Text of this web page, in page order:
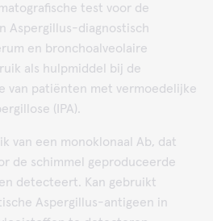
test voor de
Aspergillus-diagnostisch
en bronchoalveolaire
als hulpmiddel bij de
van patiënten met vermoedelijke
(IPA).
van een monoklonaal Ab, dat
de schimmel geproduceerde
detecteert. Kan gebruikt
Aspergillus-antigeen in